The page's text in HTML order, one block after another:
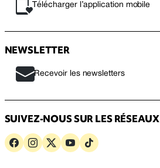
Télécharger l’application mobile
NEWSLETTER
Recevoir les newsletters
SUIVEZ-NOUS SUR LES RÉSEAUX